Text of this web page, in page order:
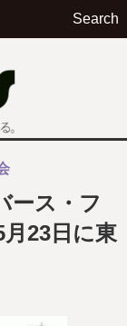
Search
ース・フ
23日に東